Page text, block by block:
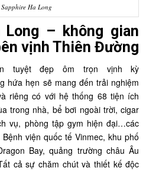
Sapphire Ha Long
Long – không gian
vịnh Thiên Đường
tuyệt đẹp ôm trọn vịnh kỳ
hứa hẹn sẽ mang đến trải nghiệm
riêng có với hệ thống 68 tiện ích
trong nhà, bể bơi ngoài trời, cigar
vụ, phòng tập gym hiện đại…các
viện quốc tế Vinmec, khu phố
Bay, quảng trường châu Âu
cả sự chăm chút và thiết kế độc